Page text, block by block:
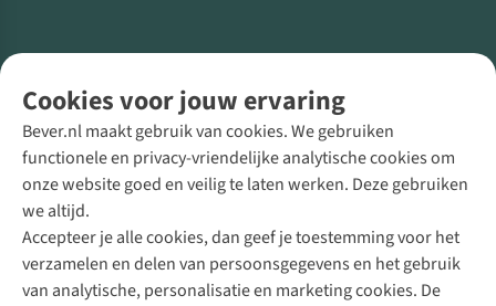
Cookies voor jouw ervaring
Bever.nl maakt gebruik van cookies. We gebruiken
functionele en privacy-vriendelijke analytische cookies om
onze website goed en veilig te laten werken. Deze gebruiken
we altijd.
Accepteer je alle cookies, dan geef je toestemming voor het
verzamelen en delen van persoonsgegevens en het gebruik
van analytische, personalisatie en marketing cookies. De
Direct advies van een Buitenexpert
+31 (0)85 888 50 88
+31 6 12 28 49 80